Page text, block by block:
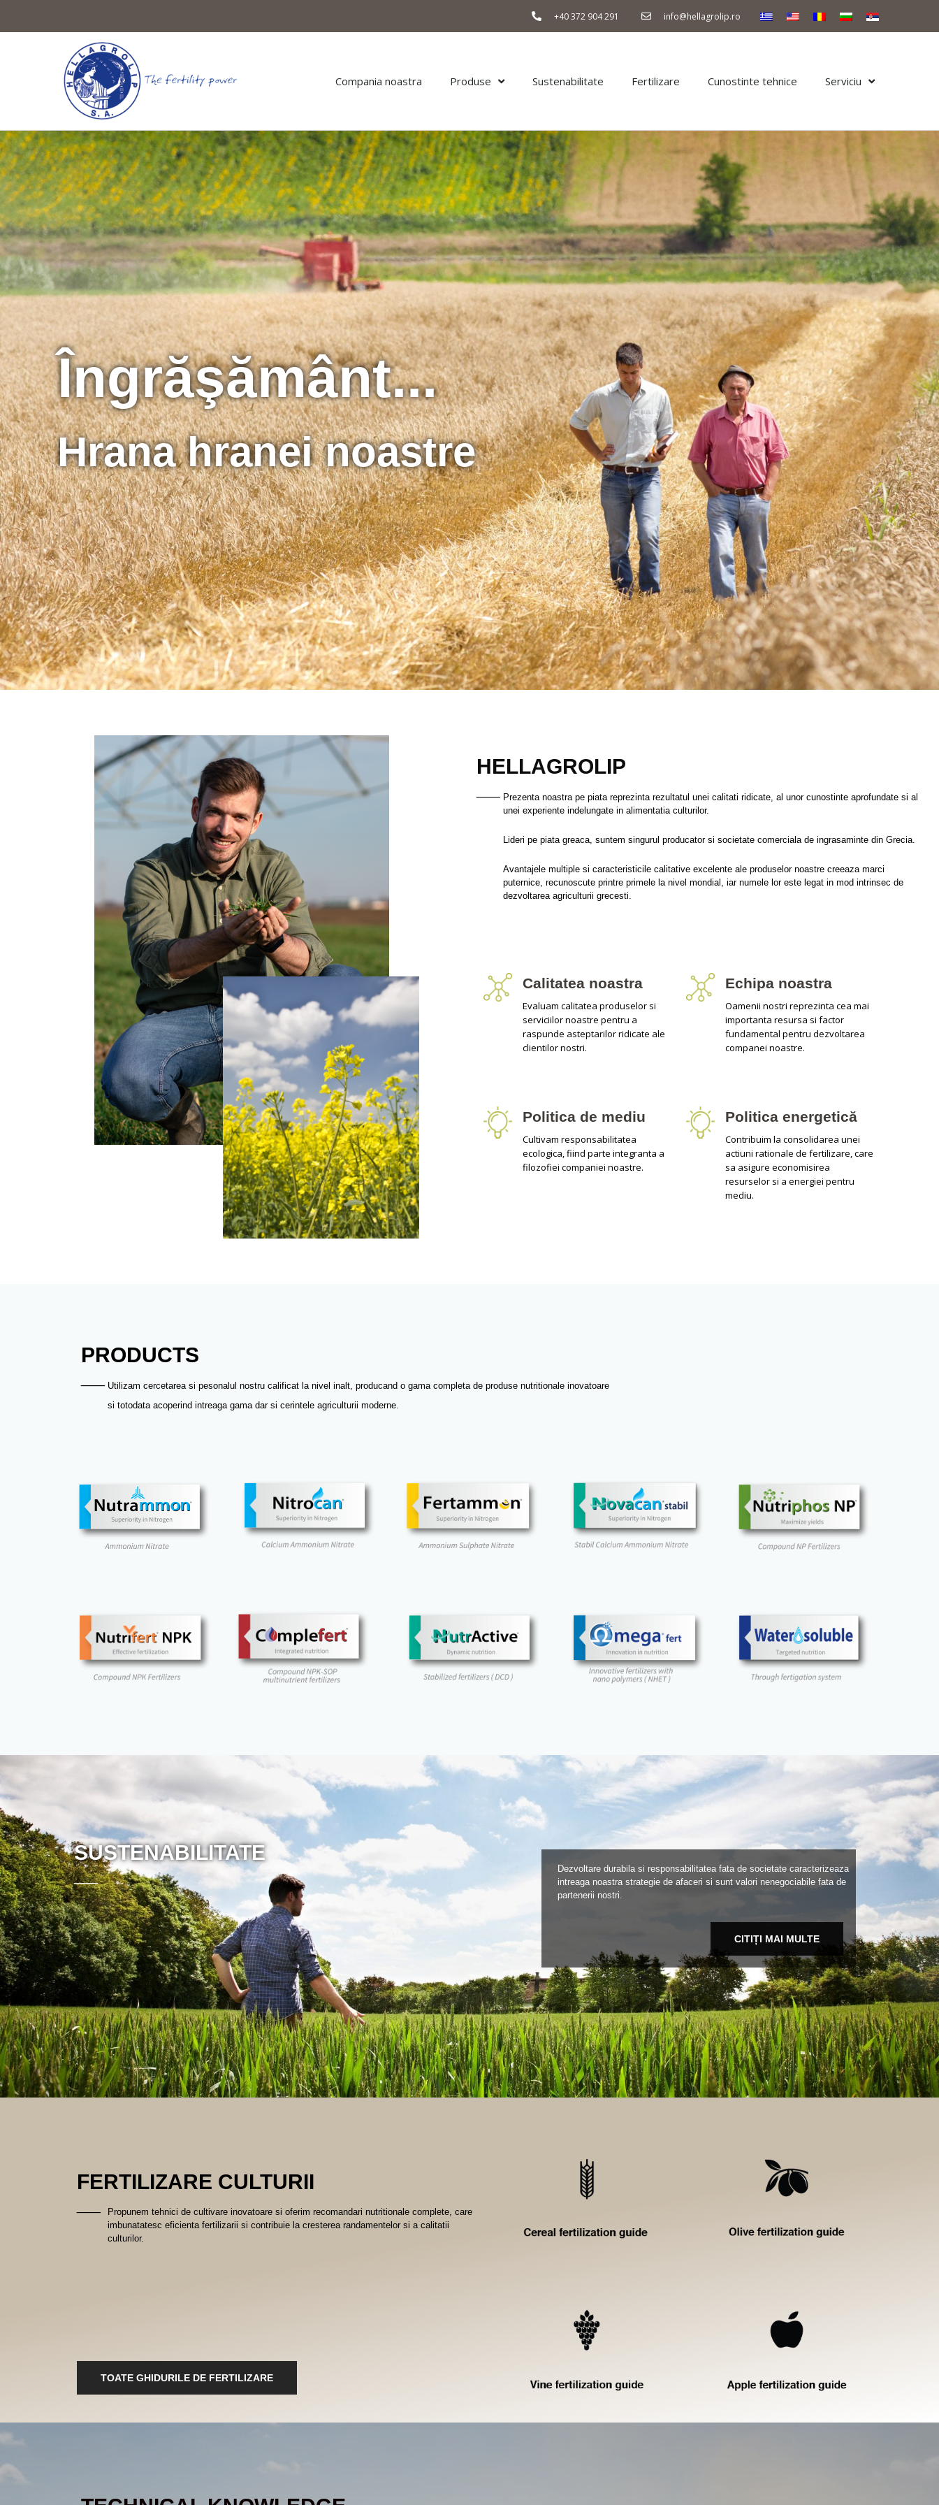
+40 372 904 291 info@hellagrolip.ro
Compania noastra Produse Sustenabilitate Fertilizare Cunostinte tehnice Serviciu
Îngrăşământ...
Hrana hranei noastre
HELLAGROLIP
Prezenta noastra pe piata reprezinta rezultatul unei calitati ridicate, al unor cunostinte aprofundate si al
unei experiente indelungate in alimentatia culturilor.
Lideri pe piata greaca, suntem singurul producator si societate comerciala de ingrasaminte din Grecia.
Avantajele multiple si caracteristicile calitative excelente ale produselor noastre creeaza marci
puternice, recunoscute printre primele la nivel mondial, iar numele lor este legat in mod intrinsec de
dezvoltarea agriculturii grecesti.
Calitatea noastra
Evaluam calitatea produselor si
serviciilor noastre pentru a
raspunde asteptarilor ridicate ale
clientilor nostri.
Echipa noastra
Oamenii nostri reprezinta cea mai
importanta resursa si factor
fundamental pentru dezvoltarea
companei noastre.
Politica de mediu
Cultivam responsabilitatea
ecologica, fiind parte integranta a
filozofiei companiei noastre.
Politica energetică
Contribuim la consolidarea unei
actiuni rationale de fertilizare, care
sa asigure economisirea
resurselor si a energiei pentru
mediu.
PRODUCTS
Utilizam cercetarea si pesonalul nostru calificat la nivel inalt, producand o gama completa de produse nutritionale inovatoare
si totodata acoperind intreaga gama dar si cerintele agriculturii moderne.
SUSTENABILITATE
__
Dezvoltare durabila si responsabilitatea fata de societate caracterizeaza
intreaga noastra strategie de afaceri si sunt valori nenegociabile fata de
partenerii nostri.
CITIȚI MAI MULTE
FERTILIZARE CULTURII
Propunem tehnici de cultivare inovatoare si oferim recomandari nutritionale complete, care
imbunatatesc eficienta fertilizarii si contribuie la cresterea randamentelor si a calitatii
culturilor.
TOATE GHIDURILE DE FERTILIZARE